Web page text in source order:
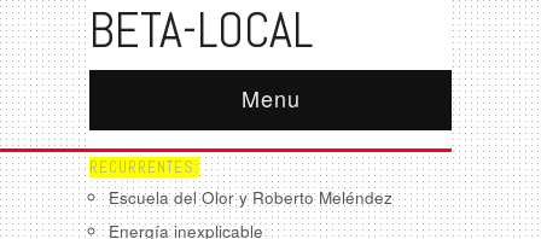
BETA-LOCAL
Menu
RECURRENTES:
Escuela del Olor y Roberto Meléndez
Energía inexplicable